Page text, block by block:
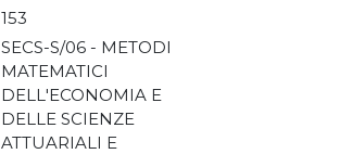
153
SECS-S/06 - METODI
MATEMATICI
DELL'ECONOMIA E
DELLE SCIENZE
ATTUARIALI E